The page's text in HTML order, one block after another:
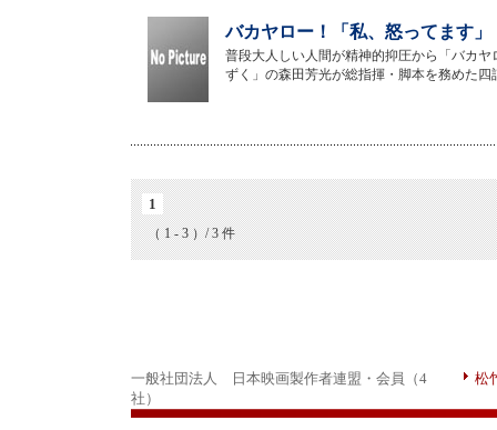
バカヤロー！「私、怒ってます」
普段大人しい人間が精神的抑圧から「バカ
ずく」の森田芳光が総指揮・脚本を務めた
1
（ 1 - 3 ）/ 3 件
一般社団法人 日本映画製作者連盟・会員（4
社）
松